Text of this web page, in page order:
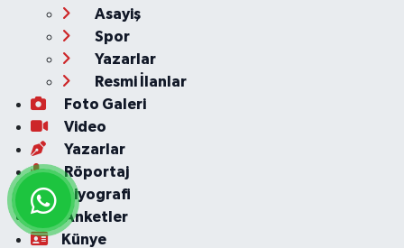
Asayiş
Spor
Yazarlar
Resmi İlanlar
Foto Galeri
Video
Yazarlar
Röportaj
Biyografi
Anketler
Künye